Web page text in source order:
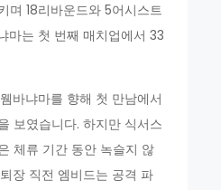
며 18리바운드와 5어시스트
마는 첫 번째 매치업에서 33
바냐마를 향해 첫 만남에서
보였습니다. 하지만 식서스
체류 기간 동안 녹슬지 않
장 직전 엠비드는 공격 파